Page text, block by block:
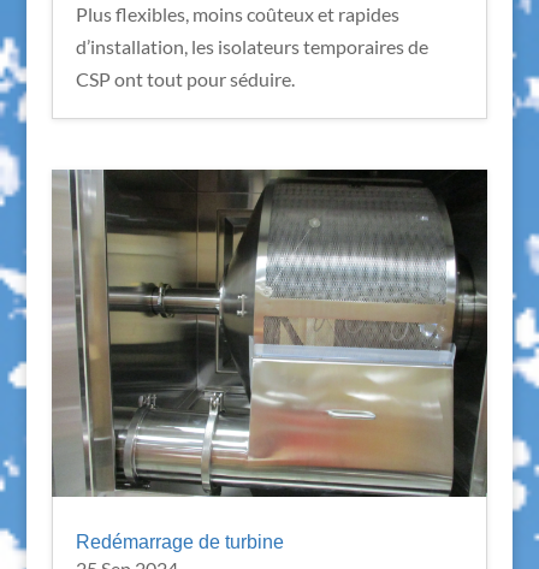
Plus flexibles, moins coûteux et rapides
d’installation, les isolateurs temporaires de
CSP ont tout pour séduire.
Redémarrage de turbine